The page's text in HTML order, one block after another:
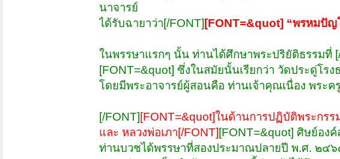
นาจารย์
ได้รับฉายาว่า[/FONT] [FONT=&quot] “พรหมปัญ
ในพรรษาแรกๆ นั้น ท่านได้ศึกษาพระปริยัติธรรมที่
[FONT=&quot] ซึ่งในสมัยนั้นเรียกว่า วัดประดู่โรง
โดยมีพระอาจารย์ผู้สอนคือ ท่านเจ้าคุณเนื่อง พระค
[/FONT] [FONT=&quot]ในด้านการปฏิบัติพระกร
และ หลวงพ่อเภา[/FONT] [FONT=&quot] ศิษย์อง
ท่านบวชได้พรรษาที่สองประมาณปลายปี พ.ศ. ๒๔